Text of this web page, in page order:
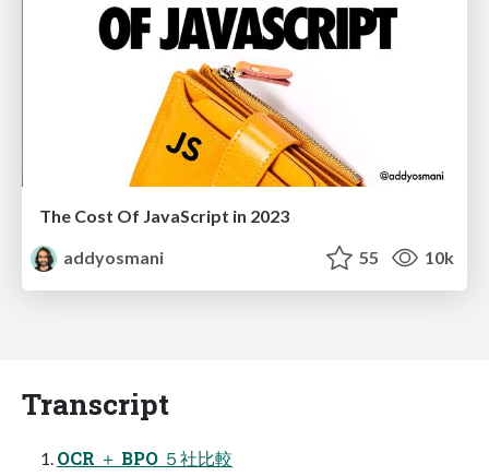
The Cost Of JavaScript in 2023
addyosmani
55 10k
Transcript
OCR ＋ BPO ５社比較